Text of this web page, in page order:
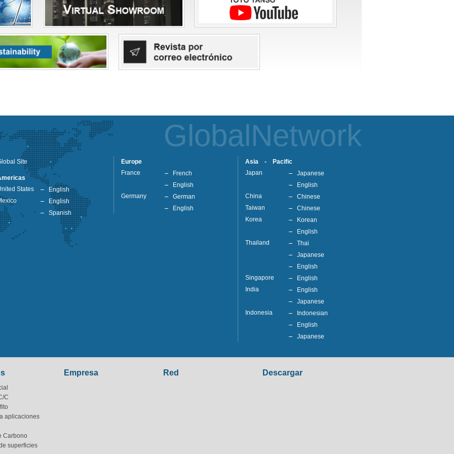
GlobalNetwork
Site
States
English
English
Spanish
Europe
France
French
English
Germany
German
English
Asia - Pacific
Japan
Japanese
English
China
Chinese
Taiwan
Chinese
Korea
Korean
English
Thailand
Thai
Japanese
English
Singapore
English
India
English
Japanese
Indonesia
Indonesian
English
Japanese
C
aplicaciones
Carbono
superficies
Empresa Red Descargar